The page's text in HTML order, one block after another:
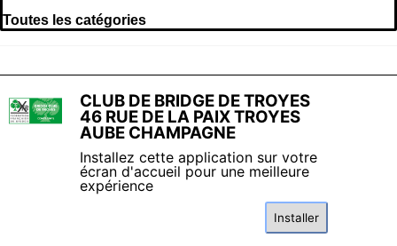
Toutes les catégories
CLUB DE BRIDGE DE TROYES
46 RUE DE LA PAIX TROYES
AUBE CHAMPAGNE
Installez cette application sur votre
écran d'accueil pour une meilleure
expérience
Installer
X
Pour consulter nos mentions légales et nos dispositifs
de gestion de vos données personnelles, conformément
à la loi Informatique et Liberté et au RGPD,CLIQUEZ